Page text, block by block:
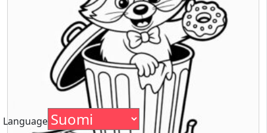
Language